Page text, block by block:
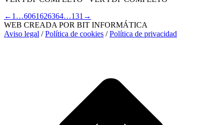
← 1 …6061626364…131 →
WEB CREADA POR BIT INFORMÁTICA
Aviso legal /Política de cookies /Política de privacidad